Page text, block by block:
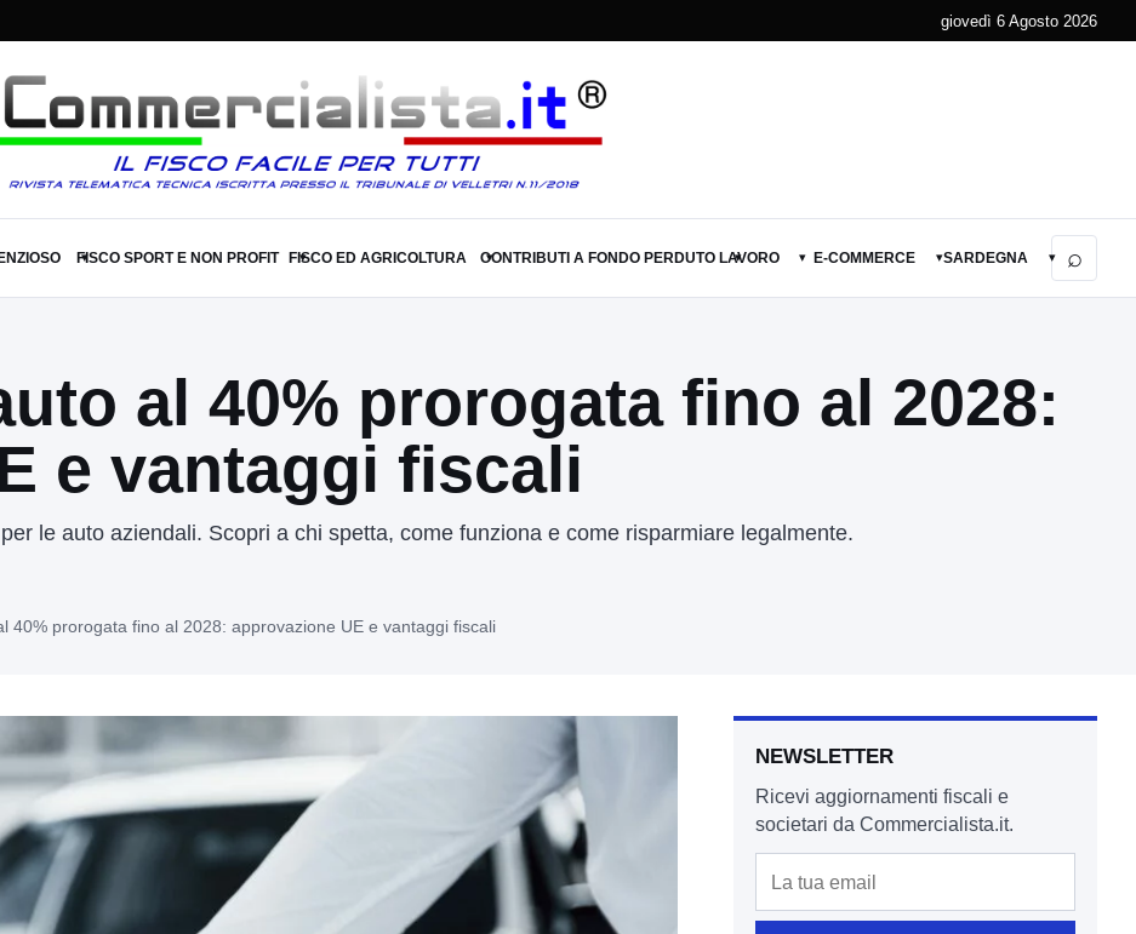
giovedì 6 Agosto 2026
▾
FISCO SPORT E NON PROFIT ▾
FISCO ED AGRICOLTURA ▾
CONTRIBUTI A FONDO PERDUTO ▾
LAVORO ▾ E-COMMERCE ▾SARDEGNA ▾ ⌕
al 40% prorogata fino al 2028:
e vantaggi fiscali
le auto aziendali. Scopri a chi spetta, come funziona e come risparmiare legalmente.
40% prorogata fino al 2028: approvazione UE e vantaggi fiscali
NEWSLETTER
Ricevi aggiornamenti fiscali e
societari da Commercialista.it.